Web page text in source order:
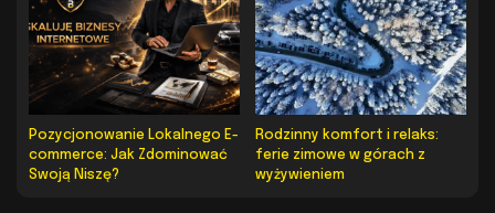
Pozycjonowanie Lokalnego E-
commerce: Jak Zdominować
Swoją Niszę?
Rodzinny komfort i relaks:
ferie zimowe w górach z
wyżywieniem